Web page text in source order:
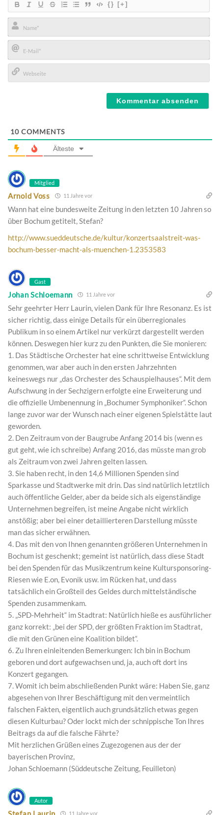
{} [+]
Name*
E-
Mail*
10 COMMENTS
Älteste
Mitglied
Arnold Voss 11 Jahre vor
Wann hat eine bundesweite Zeitung in den letzten 10 Jahren so
über Bochum getitelt, Stefan?
http://www.sueddeutsche.de/kultur/konzertsaalstreit-was-
bochum-besser-macht-als-muenchen-1.2353583
Gast
Johan Schloemann 11 Jahre vor
Sehr geehrter Herr Laurin, vielen Dank für Ihre Resonanz. Es ist
sicher richtig, dass einige Details für ein überregionales
Publikum in so einem Artikel nur verkürzt dargestellt werden
können. Deswegen hier kurz zu den Punkten, die Sie monieren:
1. Das Städtische Orchester hat eine schrittweise Entwicklung
genommen, war aber auch in den ersten Jahrzehnten
keineswegs nur „das Orchester des Schauspielhauses“. Mit dem
Aufschwung in der Sechzigern erfolgte eine Erweiterung und
die offizielle Umbenennung in „Bochumer Symphoniker“. Schon
lange zuvor war der Wunsch nach einer eigenen Spielstätte laut
geworden.
2. Den Zeitraum von der Baugrube Anfang 2014 bis (wenn es
gut geht, wie ich schreibe) Anfang 2016, das müsste man grob
als Zeitraum von zwei Jahren gelten lassen.
3. Sie haben recht, in den 14,6 Millionen Spenden sind
Sparkasse und Stadtwerke mit drin. Das sind natürlich letztlich
auch öffentliche Gelder, aber da beide sich als eigenständige
Unternehmen begreifen, ist meine Angabe nicht wirklich
anstößig; aber bei einer detaillierteren Darstellung müsste
man das sicher erwähnen.
4. Das mit den von Ihnen genannten größeren Unternehmen in
Bochum ist geschenkt; gemeint ist natürlich, dass diese Stadt
bei den Spenden für das Musikzentrum keine Kultursponsoring-
Riesen wie E.on, Evonik usw. im Rücken hat, und dass
tatsächlich ein Großteil des Geldes durch mittelständische
Spenden zusammenkam.
5. „SPD-Mehrheit“ im Stadtrat: Natürlich hieße es ausführlicher
ganz korrekt: „bei der SPD, der größten Fraktion im Stadtrat,
die mit den Grünen eine Koalition bildet“.
6. Zu Ihren einleitenden Bemerkungen: Ich bin in Bochum
geboren und dort aufgewachsen und, ja, auch oft dort ins
Konzert gegangen.
7. Womit ich beim abschließenden Punkt wäre: Haben Sie, ganz
abgesehen von Ihrer Beschäftigung mit den vermeintlich
falschen Fakten, eigentlich auch grundsätzlich etwas gegen
diesen Kulturbau? Oder lockt mich der schnippische Ton Ihres
Beitrags da auf die falsche Fährte?
Mit herzlichen Grüßen eines Zugezogenen aus der der
bayerischen Provinz,
Johan Schloemann (Süddeutsche Zeitung, Feuilleton)
Autor
11 Jahre vor